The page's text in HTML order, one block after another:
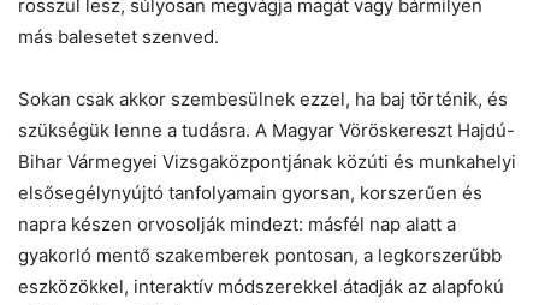
rosszul lesz, súlyosan megvágja magát vagy bármilyen
más balesetet szenved.
Sokan csak akkor szembesülnek ezzel, ha baj történik, és
szükségük lenne a tudásra. A Magyar Vöröskereszt Hajdú-
Bihar Vármegyei Vizsgaközpontjának közúti és munkahelyi
elsősegélynyújtó tanfolyamain gyorsan, korszerűen és
napra készen orvosolják mindezt: másfél nap alatt a
gyakorló mentő szakemberek pontosan, a legkorszerűbb
eszközökkel, interaktív módszerekkel átadják az alapfokú